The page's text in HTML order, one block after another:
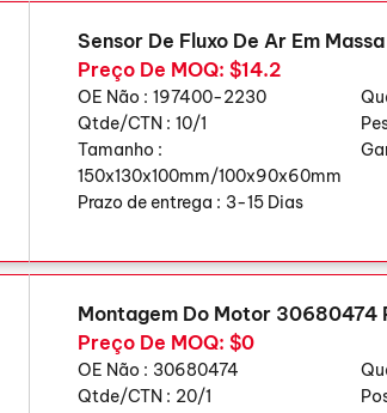
Sensor De Fluxo De Ar Em
Preço De MOQ: $14.2
OE Não : 197400-2230
Qtde/CTN : 10/1
Tamanho :
150x130x100mm/100x90x60mm
Prazo de entrega : 3-15 Dias
Montagem Do Motor 30680474
Preço De MOQ: $0
OE Não : 30680474
Qtde/CTN : 20/1